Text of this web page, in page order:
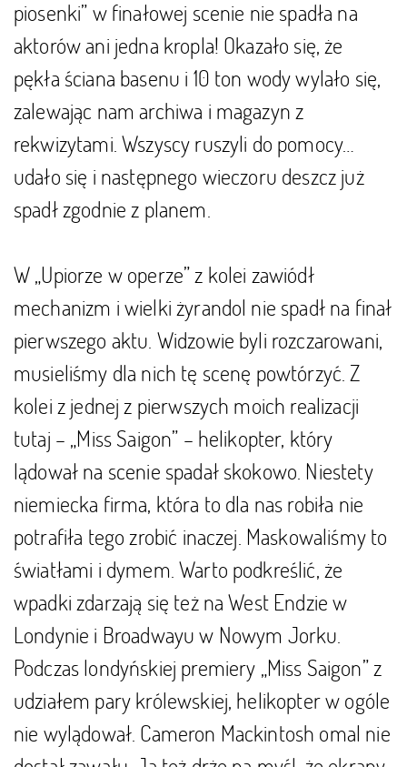
piosenki” w finałowej scenie nie spadła na
aktorów ani jedna kropla! Okazało się, że
pękła ściana basenu i 10 ton wody wylało się,
zalewając nam archiwa i magazyn z
rekwizytami. Wszyscy ruszyli do pomocy…
udało się i następnego wieczoru deszcz już
spadł zgodnie z planem.
W „Upiorze w operze” z kolei zawiódł
mechanizm i wielki żyrandol nie spadł na finał
pierwszego aktu. Widzowie byli rozczarowani,
musieliśmy dla nich tę scenę powtórzyć. Z
kolei z jednej z pierwszych moich realizacji
tutaj – „Miss Saigon” – helikopter, który
lądował na scenie spadał skokowo. Niestety
niemiecka firma, która to dla nas robiła nie
potrafiła tego zrobić inaczej. Maskowaliśmy to
światłami i dymem. Warto podkreślić, że
wpadki zdarzają się też na West Endzie w
Londynie i Broadwayu w Nowym Jorku.
Podczas londyńskiej premiery „Miss Saigon” z
udziałem pary królewskiej, helikopter w ogóle
nie wylądował. Cameron Mackintosh omal nie